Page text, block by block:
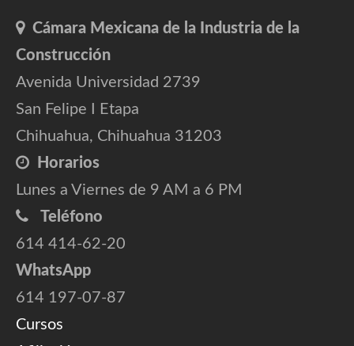
Cámara Mexicana de la Industria de la
Construcción
Avenida Universidad 2739
San Felipe I Etapa
Chihuahua, Chihuahua 31203
Horarios
Lunes a Viernes de 9 AM a 6 PM
Teléfono
614 414-62-20
WhatsApp
614 197-07-87
Cursos